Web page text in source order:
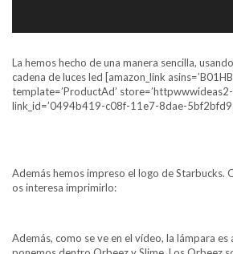
La hemos hecho de una manera sencilla,
cadena de luces led [amazon_link
template=’ProductAd’ store=’httpwwwideas2-
link_id=’0494b419-c08f-11e7-8dae-
Además hemos impreso el logo de Starbucks.
os interesa imprimirlo:
Además, como se ve en el vídeo, la lámpara